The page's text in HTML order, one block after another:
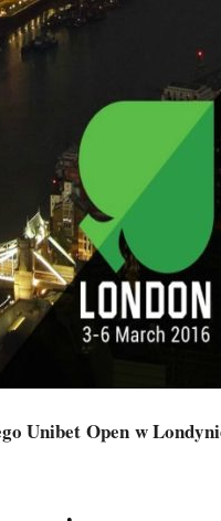
Unibet Open w